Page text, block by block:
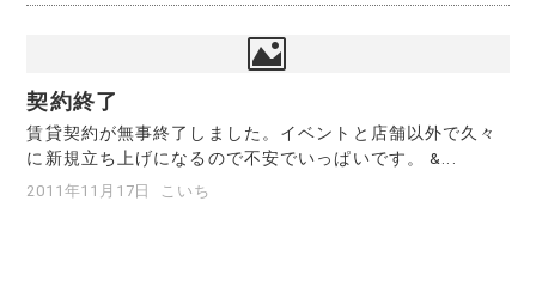
契約終了
賃貸契約が無事終了しました。イベントと店舗以外で久々
に新規立ち上げになるので不安でいっぱいです。 &...
2011年11月17日 こいち